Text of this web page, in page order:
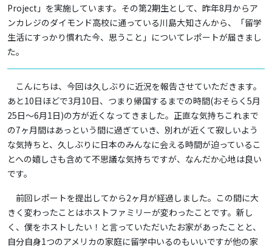
Project」を実施しています。その第2期生として、昨年8月からア
ンカレジのダイモンド高校に通っている川島大知さんから、「留学
生活にすっかり慣れた今、思うこと」についてレポートが届きまし
た。
こんにちは、今回は久しぶりに近況を報告させていただきます。
あと10日ほどで3月10日、つまり帰国するまでの時間(おそらく5月
25日〜6月1日)の方が近くなってきました。正直な気持ちこれまで
の7ヶ月間はあっという間に過ぎていき、別れが近くて寂しいよう
な気持ちと、久しぶりに日本のみんなに会える時間が迫っているこ
とへの嬉しさも含めて不思議な気持ちですが、なんだか心地は良い
です。
前回レポートを提出してから2ヶ月が経過しました。この間に大
きく変わったことはホストファミリーが変わったことです。新し
く、僕をホストしたい！と言っていただいたお家があったことと、
自分自身1つのアメリカの家庭に留学中いるのもいいですが他の家